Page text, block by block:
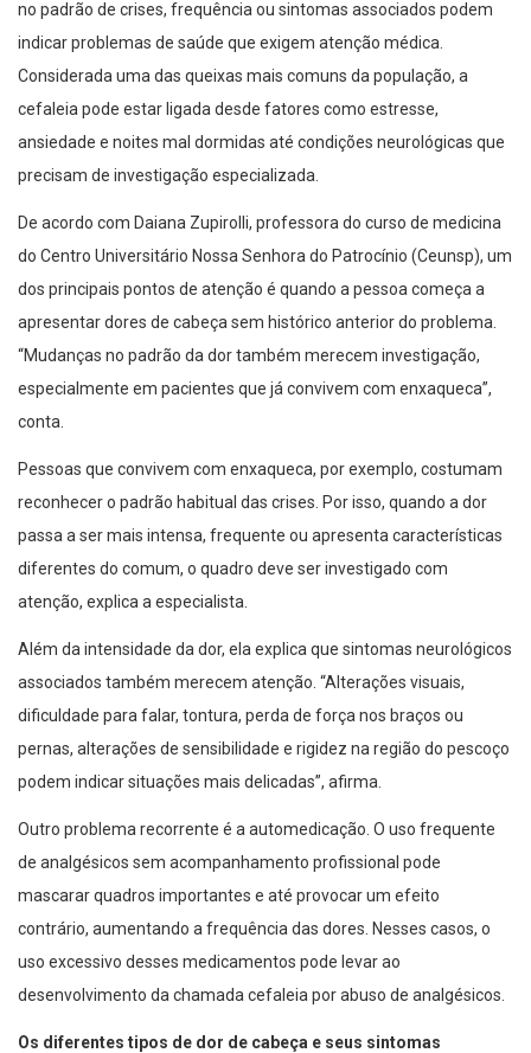
no padrão de crises, frequência ou sintomas associados podem
indicar problemas de saúde que exigem atenção médica.
Considerada uma das queixas mais comuns da população, a
cefaleia pode estar ligada desde fatores como estresse,
ansiedade e noites mal dormidas até condições neurológicas que
precisam de investigação especializada.
De acordo com Daiana Zupirolli, professora do curso de medicina
do Centro Universitário Nossa Senhora do Patrocínio (Ceunsp), um
dos principais pontos de atenção é quando a pessoa começa a
apresentar dores de cabeça sem histórico anterior do problema.
“Mudanças no padrão da dor também merecem investigação,
especialmente em pacientes que já convivem com enxaqueca”,
conta.
Pessoas que convivem com enxaqueca, por exemplo, costumam
reconhecer o padrão habitual das crises. Por isso, quando a dor
passa a ser mais intensa, frequente ou apresenta características
diferentes do comum, o quadro deve ser investigado com
atenção, explica a especialista.
Além da intensidade da dor, ela explica que sintomas neurológicos
associados também merecem atenção. “Alterações visuais,
dificuldade para falar, tontura, perda de força nos braços ou
pernas, alterações de sensibilidade e rigidez na região do pescoço
podem indicar situações mais delicadas”, afirma.
Outro problema recorrente é a automedicação. O uso frequente
de analgésicos sem acompanhamento profissional pode
mascarar quadros importantes e até provocar um efeito
contrário, aumentando a frequência das dores. Nesses casos, o
uso excessivo desses medicamentos pode levar ao
desenvolvimento da chamada cefaleia por abuso de analgésicos.
Os diferentes tipos de dor de cabeça e seus sintomas